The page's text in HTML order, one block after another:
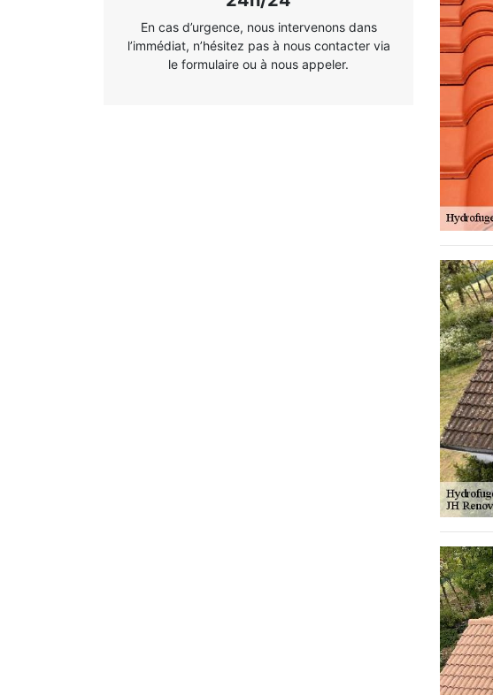
En cas d’urgence, nous intervenons dans
l’immédiat, n’hésitez pas à nous contacter via
le formulaire ou à nous appeler.